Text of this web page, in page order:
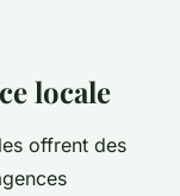
locale
offrent des